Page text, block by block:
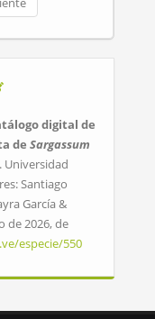
digital de
de Sargassum
Universidad
Santiago
García &
de 2026, de
especie/550